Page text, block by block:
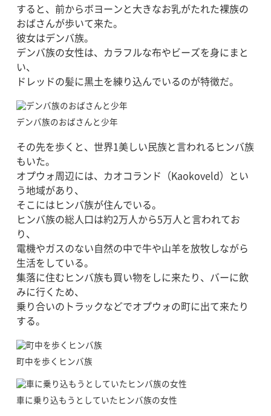
すると、前からボヨーンと大きなお乳がたれた裸族の
おばさんが歩いて来た。
彼女はデンバ族。
デンバ族の女性は、カラフルな布やビーズを身にまと
い、
ドレッドの髪に黒土を練り込んでいるのが特徴だ。
デンバ族のおばさんと少年
その先を歩くと、世界1美しい民族と言われるヒンバ族
もいた。
オプウォ周辺には、カオコランド（Kaokoveld）とい
う地域があり、
そこにはヒンバ族が住んでいる。
ヒンバ族の総人口は約2万人から5万人と言われてお
り、
電機やガスのない自然の中で牛や山羊を放牧しながら
生活をしている。
集落に住むヒンバ族も買い物をしに来たり、バーに飲
みに行くため、
乗り合いのトラックなどでオプウォの町に出て来たり
する。
町中を歩くヒンバ族
車に乗り込もうとしていたヒンバ族の女性